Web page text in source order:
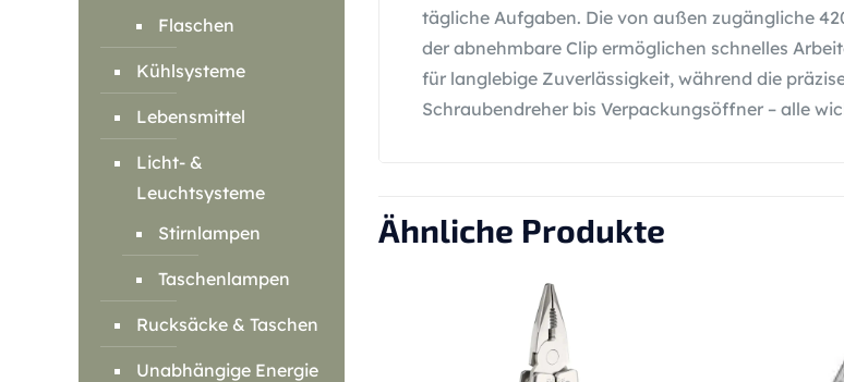
tägliche Aufgaben. Die von außen zugängliche
der abnehmbare Clip ermöglichen schnelles
für langlebige Zuverlässigkeit, während die
Schraubendreher bis Verpackungsöffner – alle
Ähnliche Produkte
Flaschen
Kühlsysteme
Lebensmittel
Licht- &
Leuchtsysteme
Stirnlampen
Taschenlampen
Rucksäcke & Taschen
Unabhängige Energie